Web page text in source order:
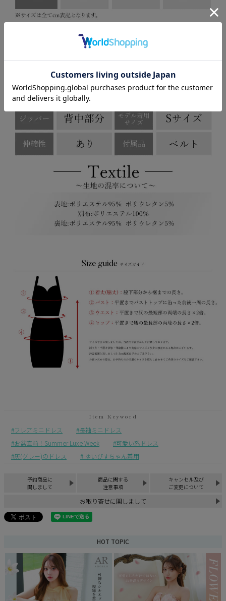
フレアミニドレス
長袖ミニドレス
お盆直前！Summer Luxe Week
可愛い系ドレス
灰(グレー)のドレス
ゆいぴすちゃん着用
予約商品に
関しまして
商品に関する
注意事項
キャンセル及び
ご変更について
お取り寄せに関しまして
HOT TOPIC